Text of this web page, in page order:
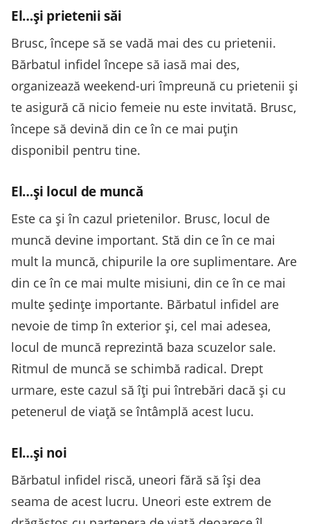
El…și prietenii săi
Brusc, începe să se vadă mai des cu prietenii.
Bărbatul infidel începe să iasă mai des,
organizează weekend-uri împreună cu prietenii și
te asigură că nicio femeie nu este invitată. Brusc,
începe să devină din ce în ce mai puțin
disponibil pentru tine.
El…și locul de muncă
Este ca și în cazul prietenilor. Brusc, locul de
muncă devine important. Stă din ce în ce mai
mult la muncă, chipurile la ore suplimentare. Are
din ce în ce mai multe misiuni, din ce în ce mai
multe ședințe importante. Bărbatul infidel are
nevoie de timp în exterior și, cel mai adesea,
locul de muncă reprezintă baza scuzelor sale.
Ritmul de muncă se schimbă radical. Drept
urmare, este cazul să îți pui întrebări dacă și cu
petenerul de viață se întâmplă acest lucu.
El…și noi
Bărbatul infidel riscă, uneori fără să își dea
seama de acest lucru. Uneori este extrem de